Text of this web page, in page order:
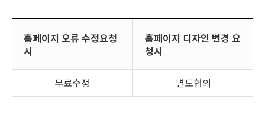
홈페이지 오류 수정요청
시
홈페이지 디자인 변경 요
청시
무료수정 별도협의